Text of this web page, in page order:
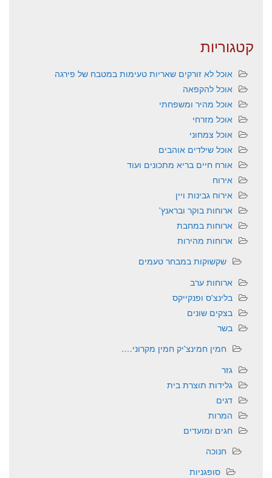
קטגוריות
אוכל לא זורקים שאריות טעימות במטבח של פירגה
אוכל להקפאה
אוכל מהיר ומשפחתי
אוכל מזרחי
אוכל צמחוני
אוכל שילדים אוהבים
אורח חיים בריא מתכונים ועוד
אירוח
אירוח גבינות ויין
ארוחות בוקר ובראנץ'
ארוחות במחבת
ארוחות מהירות
שקשוקות במבחר טעמים
ארוחות ערב
בלינצ'ס ופנקייקס
בצקים שונים
בשר
חמין חמינצ'יק חמין מקרוני….
גזר
גלידות תוצרת בית
דגים
המרות
חגים ומועדים
חנוכה
סופגניות